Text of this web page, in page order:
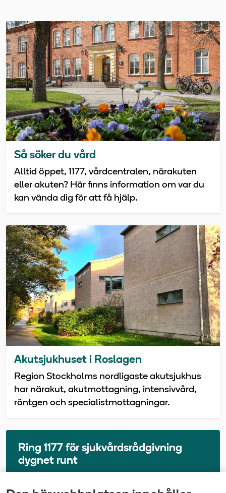
Så söker du vård
Alltid öppet, 1177, vårdcentralen, närakuten
eller akuten? Här finns information om var du
kan vända dig för att få hjälp.
Akutsjukhuset i Roslagen
Region Stockholms nordligaste akutsjukhus
har närakut, akutmottagning, intensivvård,
röntgen och specialistmottagningar.
Ring 1177 för sjukvårdsrådgivning
dygnet runt